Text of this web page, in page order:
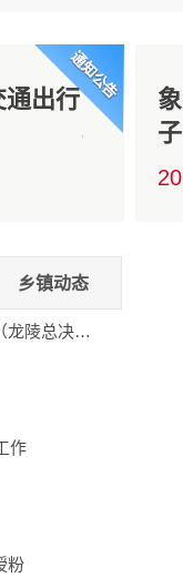
通出行
乡镇动态
第四届特色产业电子商务发展策划大赛（龙陵总决赛）参赛人员陆续抵达
作
粉